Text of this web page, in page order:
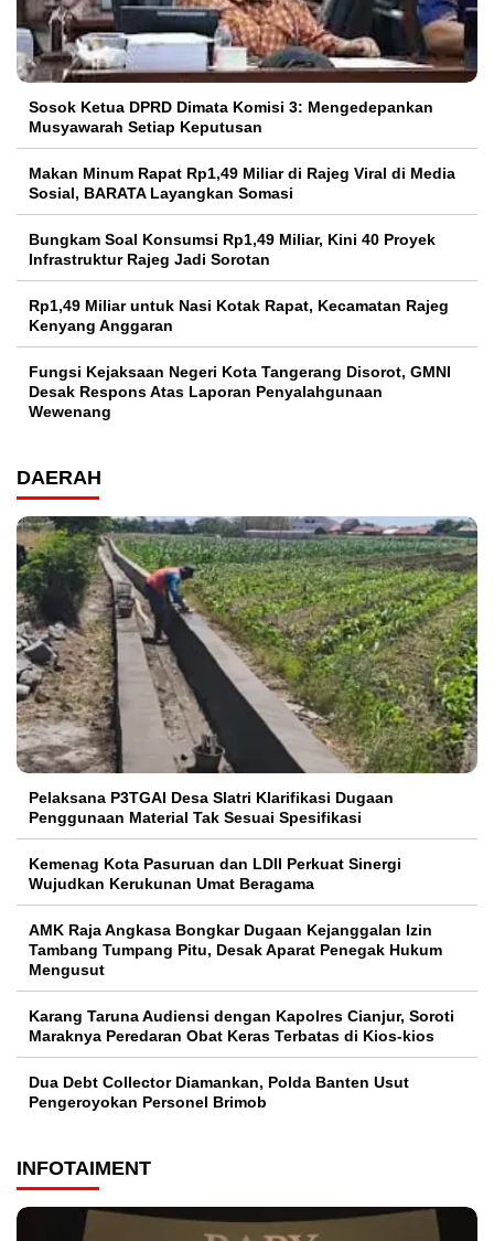
Sosok Ketua DPRD Dimata Komisi 3: Mengedepankan
Musyawarah Setiap Keputusan
Makan Minum Rapat Rp1,49 Miliar di Rajeg Viral di Media
Sosial, BARATA Layangkan Somasi
Bungkam Soal Konsumsi Rp1,49 Miliar, Kini 40 Proyek
Infrastruktur Rajeg Jadi Sorotan
Rp1,49 Miliar untuk Nasi Kotak Rapat, Kecamatan Rajeg
Kenyang Anggaran
Fungsi Kejaksaan Negeri Kota Tangerang Disorot, GMNI
Desak Respons Atas Laporan Penyalahgunaan
Wewenang
DAERAH
Pelaksana P3TGAI Desa Slatri Klarifikasi Dugaan
Penggunaan Material Tak Sesuai Spesifikasi
Kemenag Kota Pasuruan dan LDII Perkuat Sinergi
Wujudkan Kerukunan Umat Beragama
AMK Raja Angkasa Bongkar Dugaan Kejanggalan Izin
Tambang Tumpang Pitu, Desak Aparat Penegak Hukum
Mengusut
Karang Taruna Audiensi dengan Kapolres Cianjur, Soroti
Maraknya Peredaran Obat Keras Terbatas di Kios-kios
Dua Debt Collector Diamankan, Polda Banten Usut
Pengeroyokan Personel Brimob
INFOTAIMENT